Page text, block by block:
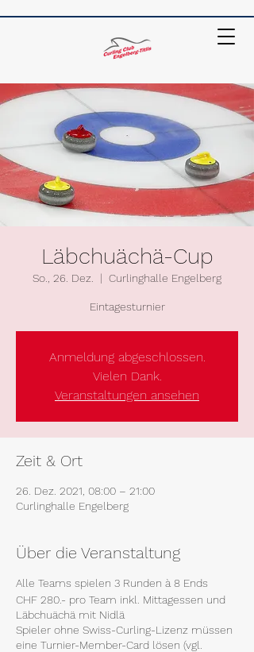
Läbchuächä-Cup
So., 26. Dez.
  |
Curlinghalle Engelberg
Eintagesturnier
Anmeldung abgeschlossen.
Vielen Dank.
Veranstaltungen ansehen
Zeit & Ort
26. Dez. 2021, 08:00 – 21:00
Curlinghalle Engelberg
Über die Veranstaltung
Alle Teams spielen 3 Runden à 8 Ends
CHF 280.- pro Team inkl. Mittagessen und
Läbchuächä mit Nidlä
Spieler ohne Swiss-Curling-Lizenz müssen
eine Turnier-Member-Card lösen (vgl.